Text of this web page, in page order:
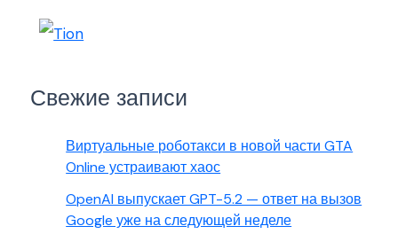
Свежие записи
Виртуальные роботакси в новой части GTA
Online устраивают хаос
OpenAI выпускает GPT-5.2 — ответ на вызов
Google уже на следующей неделе